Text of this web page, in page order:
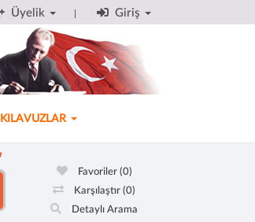
Üyelik Giriş
KILAVUZLAR
Favoriler (0)
Karşılaştır (0)
Detaylı Arama